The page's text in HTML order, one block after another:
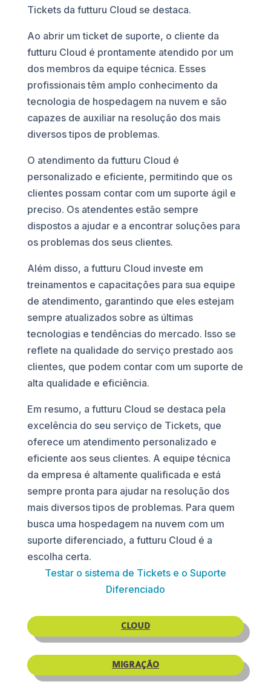
Tickets da futturu Cloud se destaca.
Ao abrir um ticket de suporte, o cliente da
futturu Cloud é prontamente atendido por um
dos membros da equipe técnica. Esses
profissionais têm amplo conhecimento da
tecnologia de hospedagem na nuvem e são
capazes de auxiliar na resolução dos mais
diversos tipos de problemas.
O atendimento da futturu Cloud é
personalizado e eficiente, permitindo que os
clientes possam contar com um suporte ágil e
preciso. Os atendentes estão sempre
dispostos a ajudar e a encontrar soluções para
os problemas dos seus clientes.
Além disso, a futturu Cloud investe em
treinamentos e capacitações para sua equipe
de atendimento, garantindo que eles estejam
sempre atualizados sobre as últimas
tecnologias e tendências do mercado. Isso se
reflete na qualidade do serviço prestado aos
clientes, que podem contar com um suporte de
alta qualidade e eficiência.
Em resumo, a futturu Cloud se destaca pela
excelência do seu serviço de Tickets, que
oferece um atendimento personalizado e
eficiente aos seus clientes. A equipe técnica
da empresa é altamente qualificada e está
sempre pronta para ajudar na resolução dos
mais diversos tipos de problemas. Para quem
busca uma hospedagem na nuvem com um
suporte diferenciado, a futturu Cloud é a
escolha certa.
Testar o sistema de Tickets e o Suporte
Diferenciado
CLOUD
MIGRAÇÃO